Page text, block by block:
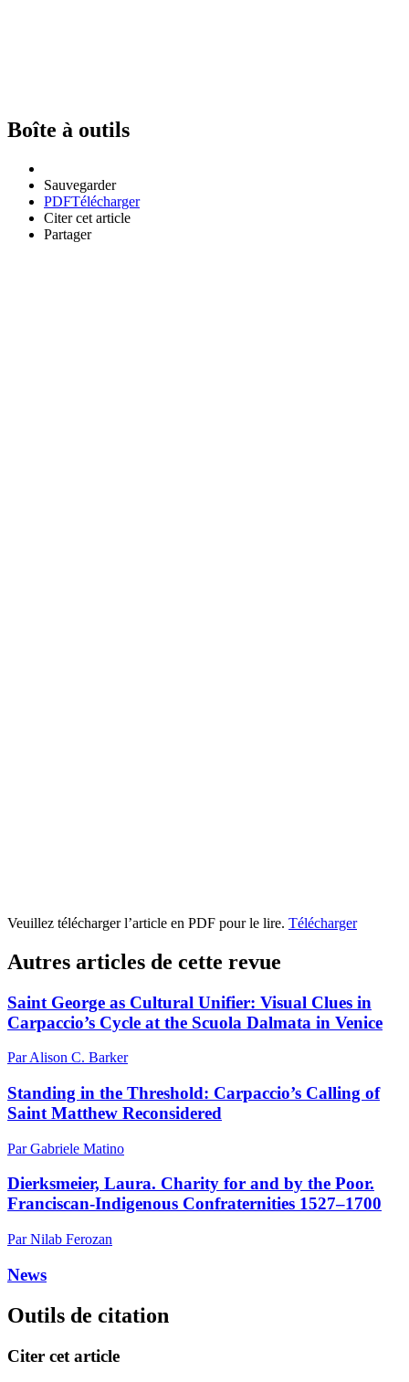
Boîte à outils
Sauvegarder
PDFTélécharger
Citer cet article
Partager
Veuillez télécharger l’article en PDF pour le lire. Télécharger
Autres articles de cette revue
Saint George as Cultural Unifier: Visual Clues in
Carpaccio’s Cycle at the Scuola Dalmata in Venice
Par Alison C. Barker
Standing in the Threshold: Carpaccio’s Calling of
Saint Matthew Reconsidered
Par Gabriele Matino
Dierksmeier, Laura. Charity for and by the Poor.
Franciscan-Indigenous Confraternities 1527–1700
Par Nilab Ferozan
News
Outils de citation
Citer cet article